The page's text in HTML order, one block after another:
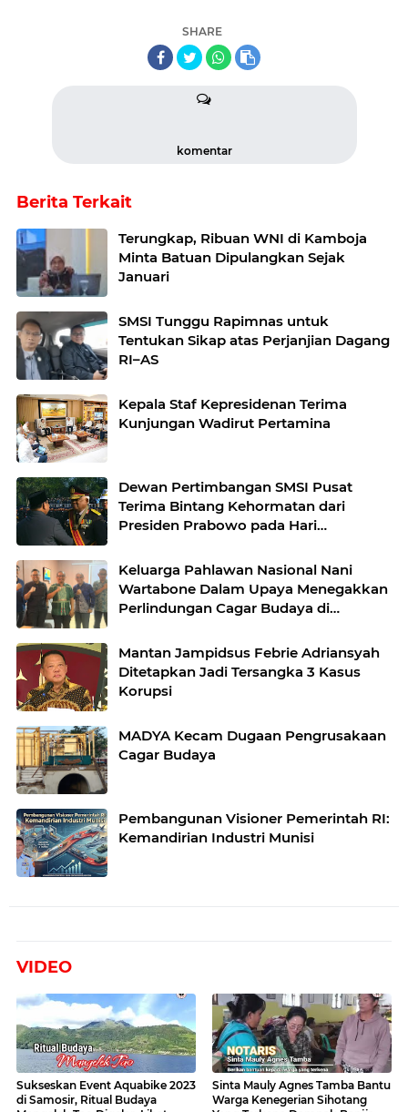
SHARE
komentar
Berita Terkait
Terungkap, Ribuan WNI di Kamboja
Minta Batuan Dipulangkan Sejak
Januari
SMSI Tunggu Rapimnas untuk
Tentukan Sikap atas Perjanjian Dagang
RI–AS
Kepala Staf Kepresidenan Terima
Kunjungan Wadirut Pertamina
Dewan Pertimbangan SMSI Pusat
Terima Bintang Kehormatan dari
Presiden Prabowo pada Hari
Keluarga Pahlawan Nasional Nani
Wartabone Dalam Upaya Menegakkan
Perlindungan Cagar Budaya di
Mantan Jampidsus Febrie Adriansyah
Ditetapkan Jadi Tersangka 3 Kasus
Korupsi
MADYA Kecam Dugaan Pengrusakaan
Cagar Budaya
Pembangunan Visioner Pemerintah RI:
Kemandirian Industri Munisi
VIDEO
Sukseskan Event Aquabike 2023
di Samosir, Ritual Budaya
Sinta Mauly Agnes Tamba Bantu
Warga Kenegerian Sihotang